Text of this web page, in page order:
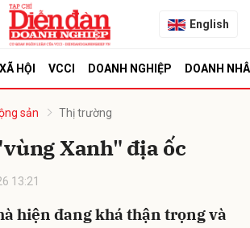
English
HỘI VCCI DOANH NGHIỆP DOANH
sản Thị trường
Xanh" địa ốc
13:21
hiện đang khá thận trọng và